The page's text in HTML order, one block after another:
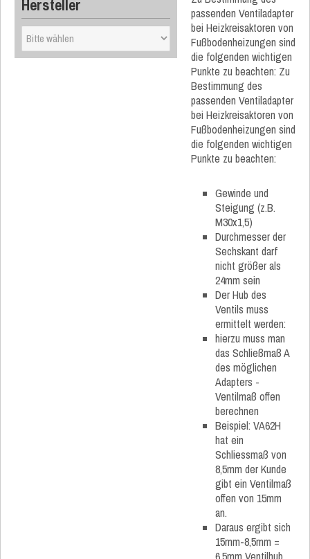
Hersteller
passenden Ventiladapter
bei Heizkreisaktoren von
Fußbodenheizungen sind
die folgenden wichtigen
Punkte zu beachten: Zu
Bestimmung des
passenden Ventiladapter
bei Heizkreisaktoren von
Fußbodenheizungen sind
die folgenden wichtigen
Punkte zu beachten:
Gewinde und
Steigung (z.B.
M30x1,5)
Durchmesser der
Sechskant darf
nicht größer als
24mm sein
Der Hub des
Ventils muss
ermittelt werden:
hierzu muss man
das Schließmaß A
des möglichen
Adapters -
Ventilmaß offen
berechnen
Beispiel: VA62H
hat ein
Schliessmaß von
8,5mm der Kunde
gibt ein Ventilmaß
offen von 15mm
an.
Daraus ergibt sich
15mm-8,5mm =